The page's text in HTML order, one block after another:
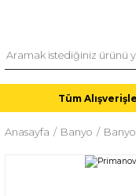
Tüm
Anasayfa Banyo